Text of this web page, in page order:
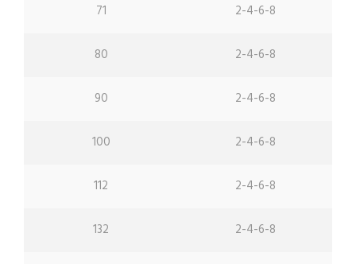
71 2-4-6-8
80 2-4-6-8
90 2-4-6-8
100 2-4-6-8
112 2-4-6-8
132 2-4-6-8